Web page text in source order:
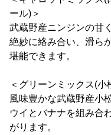
ール)＞
武蔵野産ニンジンの甘
絶妙に絡み合い、滑ら
堪能できます。
＜グリーンミックス(
風味豊かな武蔵野産小
ウイとバナナを組み合
がります。